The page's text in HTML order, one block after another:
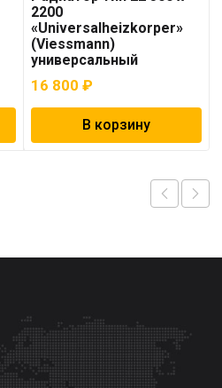
2200
«Universalheizkorper»
(Viessmann)
универсальный
16 800₽
В корзину